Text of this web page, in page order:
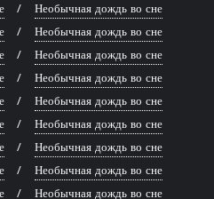
Необычная дождь во сне
Необычная дождь во сне
Необычная дождь во сне
Необычная дождь во сне
Необычная дождь во сне
Необычная дождь во сне
Необычная дождь во сне
Необычная дождь во сне
Необычная дождь во сне